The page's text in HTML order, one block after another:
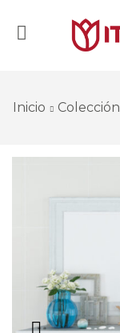
Inicio Colección